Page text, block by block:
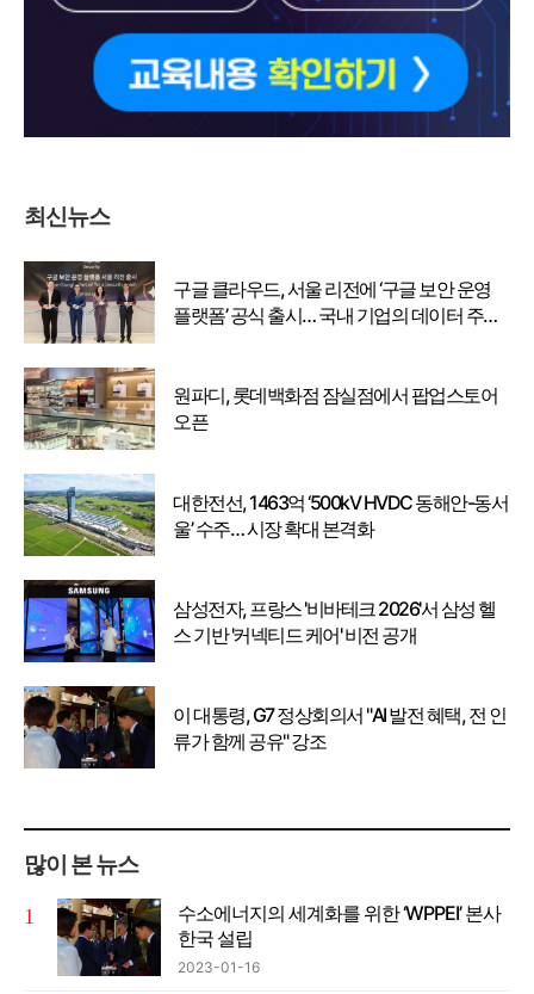
최신뉴스
구글 클라우드, 서울 리전에 ‘구글 보안 운영
플랫폼’ 공식 출시… 국내 기업의 데이터 주권
원파디, 롯데백화점 잠실점에서 팝업스토어
오픈
대한전선, 1463억 ‘500kV HVDC 동해안-동서
울’ 수주… 시장 확대 본격화
삼성전자, 프랑스 '비바테크 2026'서 삼성 헬
스 기반 '커넥티드 케어' 비전 공개
이 대통령, G7 정상회의서 "AI 발전 혜택, 전 인
류가 함께 공유" 강조
많이 본 뉴스
수소에너지의 세계화를 위한 ‘WPPEI’ 본사
한국 설립
2023-01-16